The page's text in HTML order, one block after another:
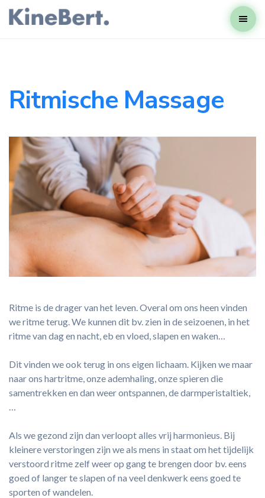
Ritmische Massage
Ritme is de drager van het leven. Overal om ons heen vinden
we ritme terug. We kunnen dit bv. zien in de seizoenen, in het
ritme van dag en nacht, eb en vloed, slapen en waken…
Dit vinden we ook terug in ons eigen lichaam. Kijken we maar
naar ons hartritme, onze ademhaling, onze spieren die
samentrekken en dan weer ontspannen, de darmperistaltiek,
Als we gezond zijn dan verloopt alles vrij harmonieus. Bij
kleinere verstoringen zijn we als mens in staat om het tijdelijk
verstoord ritme zelf weer op gang te brengen door bv. eens
goed of langer te slapen of na veel denkwerk eens goed te
sporten of wandelen.